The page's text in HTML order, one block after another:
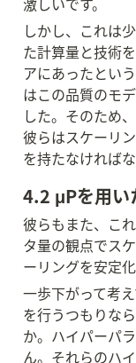
しかし、これは
た計算量と技術
アにあったとい
はこの品質のモ
した。そのため
彼らはスケーリ
を持たなければな
4.2 μPを用い
彼らもまた、こ
タ量の観点でス
ーリングを安定
一歩下がって考
を行うつもりな
か。ハイパーパ
ん。それらのハ